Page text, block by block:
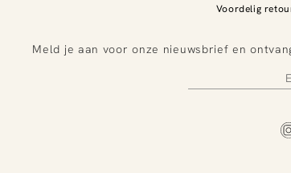
Voordelig
Meld je aan voor onze nieuwsbrief en